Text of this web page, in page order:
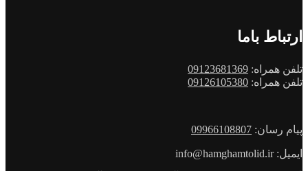
ارتباط باما
تلفن همراه: 09123681369
تلفن همراه: 09126105380
پیام رسان: 09966108807
ایمیل: info@hamghamtolid.ir